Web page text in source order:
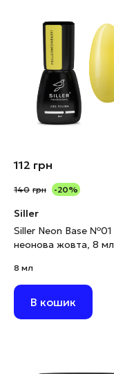
112 грн
140 грн -20%
Siller
Siller Neon Base №01
неонова жовта, 8 мл
8 мл
В кошик